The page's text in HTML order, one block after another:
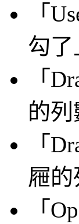
「
勾
「
的
「
屜
「